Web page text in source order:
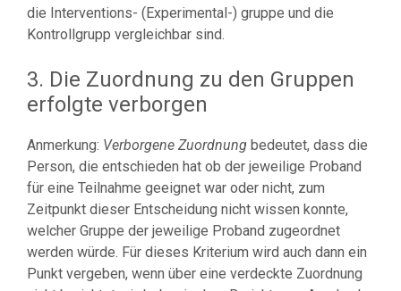
die Interventions- (Experimental-) gruppe und die
Kontrollgrupp vergleichbar sind.
3. Die Zuordnung zu den Gruppen
erfolgte verborgen
Anmerkung: Verborgene Zuordnung bedeutet, dass die
Person, die entschieden hat ob der jeweilige Proband
für eine Teilnahme geeignet war oder nicht, zum
Zeitpunkt dieser Entscheidung nicht wissen konnte,
welcher Gruppe der jeweilige Proband zugeordnet
werden würde. Für dieses Kriterium wird auch dann ein
Punkt vergeben, wenn über eine verdeckte Zuordnung